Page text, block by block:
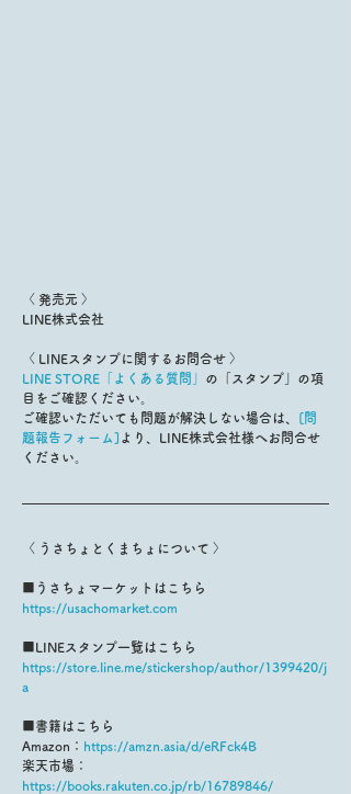
〈 発売元 〉
LINE株式会社
〈 LINEスタンプに関するお問合せ 〉
LINE STORE「よくある質問」 の「スタンプ」の項
目をご確認ください。
ご確認いただいても問題が解決しない場合は、 [問
題報告フォーム] より、LINE株式会社様へお問合せ
ください。
〈 うさちょとくまちょについて 〉
■うさちょマーケットはこちら
https://usachomarket.com
■LINEスタンプ一覧はこちら
https://store.line.me/stickershop/author/1399420/j
a
■書籍はこちら
Amazon： https://amzn.asia/d/eRFck4B
楽天市場：
https://books.rakuten.co.jp/rb/16789846/